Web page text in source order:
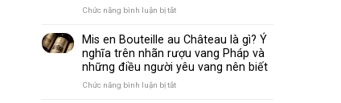
10
Điểm
So
Dễ
Chức năng bình luận bị tắtở
Lalande
de
Pomerol:
Mis en Bouteille au Château là gì? Ý
nghĩa trên nhãn rượu vang Pháp và
những điều người yêu vang nên biết
Chức năng bình luận bị tắtở